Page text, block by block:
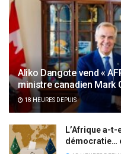
Aliko Dangote vend «
ministre canadien Mark
18 HEURES DEPUIS
L’Afrique a-
démocratie…